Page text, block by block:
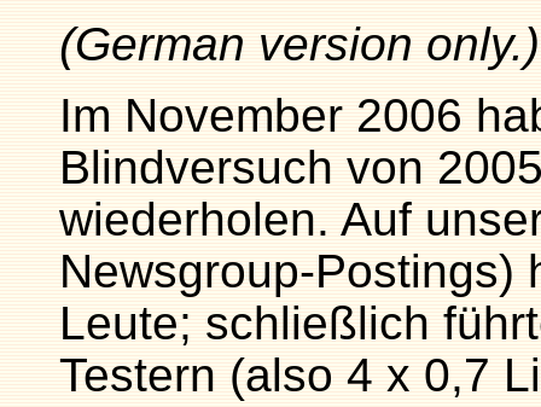
(German version only.)
Im November 2006
Blindversuch von
wiederholen. Auf
Newsgroup-Postings)
Leute; schließlich
Testern (also 4 x 0,7